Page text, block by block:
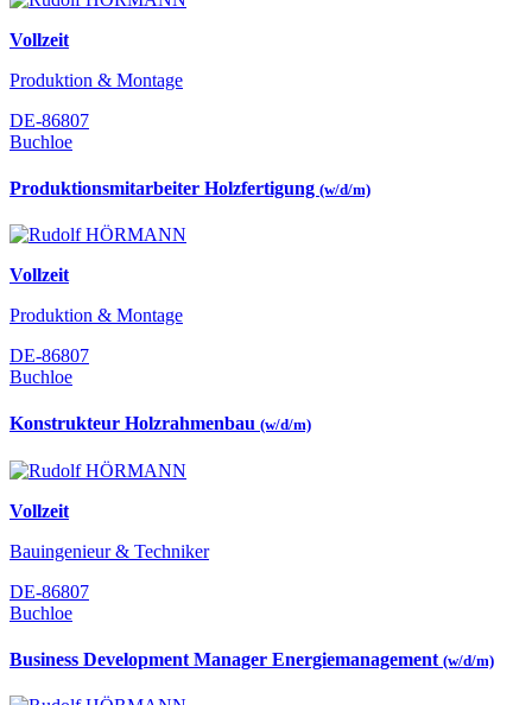
Vollzeit
Produktion & Montage
DE-86807
Buchloe
Produktionsmitarbeiter Holzfertigung (w/d/m)
Vollzeit
Produktion & Montage
DE-86807
Buchloe
Konstrukteur Holzrahmenbau (w/d/m)
Vollzeit
Bauingenieur & Techniker
DE-86807
Buchloe
Business Development Manager Energiemanagement (w/d/m)